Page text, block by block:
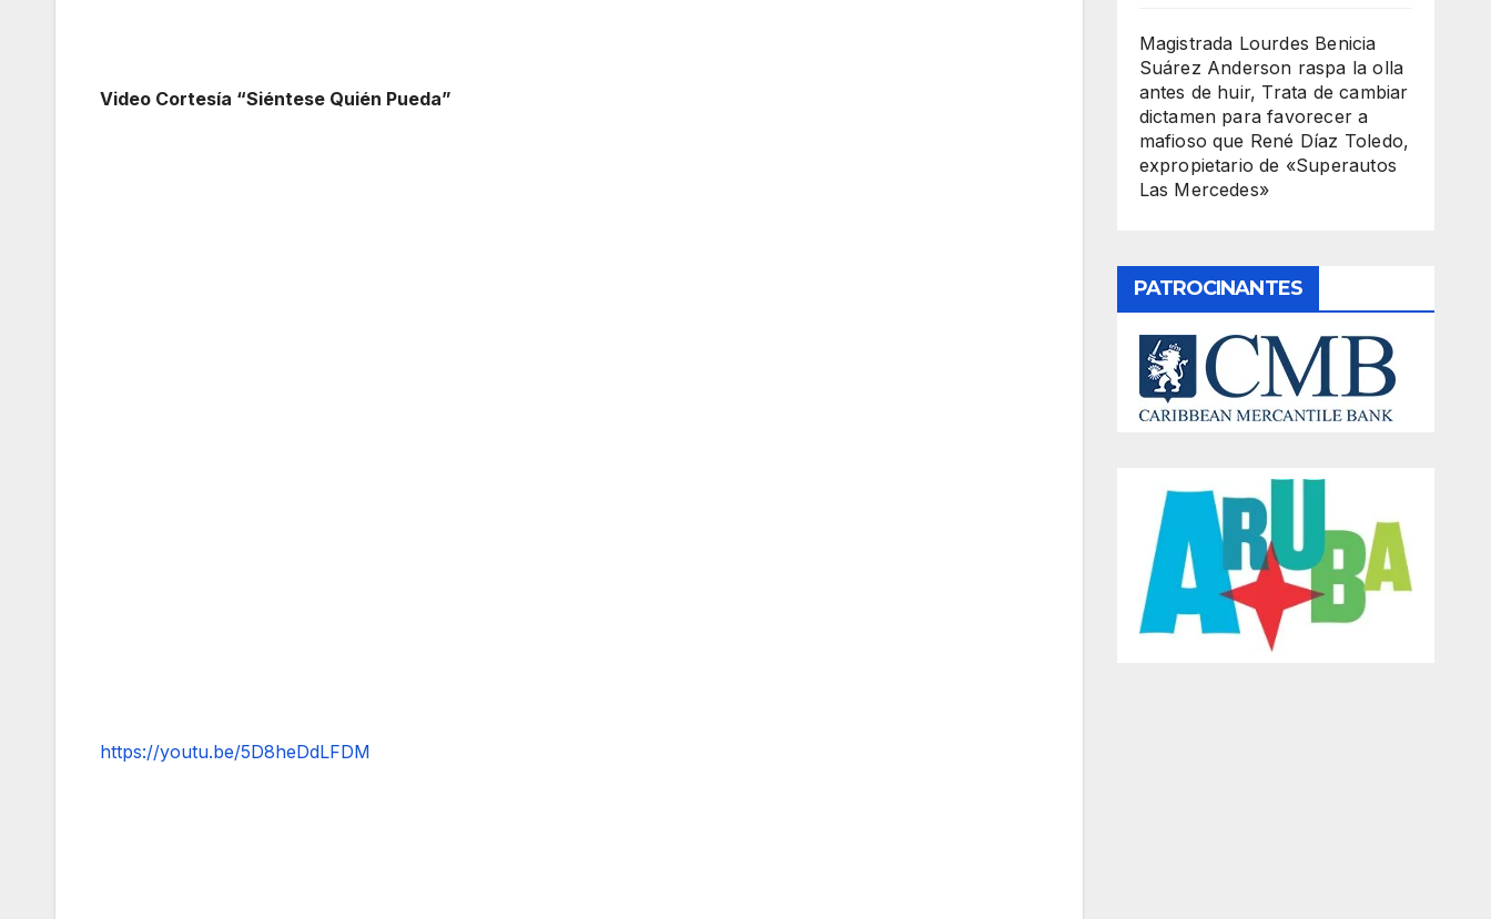
Video Cortesía “Siéntese Quién Pueda”
https://youtu.be/5D8heDdLFDM
Magistrada Lourdes Benicia
Suárez Anderson raspa la olla
antes de huir, Trata de cambiar
dictamen para favorecer a
mafioso que René Díaz Toledo,
expropietario de «Superautos
Las Mercedes»
PATROCINANTES